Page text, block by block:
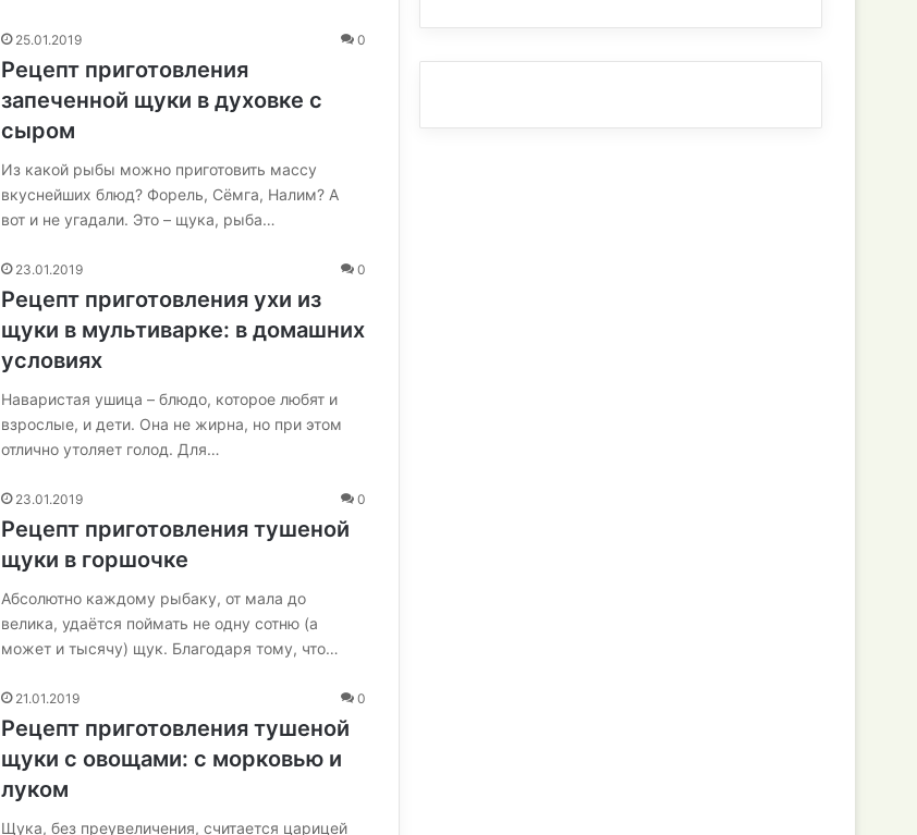
25.01.2019 0
Рецепт приготовления
запеченной щуки в духовке с
сыром
Из какой рыбы можно приготовить массу
вкуснейших блюд? Форель, Сёмга, Налим? А
вот и не угадали. Это – щука, рыба…
23.01.2019 0
Рецепт приготовления ухи из
щуки в мультиварке: в домашних
условиях
Наваристая ушица – блюдо, которое любят и
взрослые, и дети. Она не жирна, но при этом
отлично утоляет голод. Для…
23.01.2019 0
Рецепт приготовления тушеной
щуки в горшочке
Абсолютно каждому рыбаку, от мала до
велика, удаётся поймать не одну сотню (а
может и тысячу) щук. Благодаря тому, что…
21.01.2019 0
Рецепт приготовления тушеной
щуки с овощами: с морковью и
луком
Щука, без преувеличения, считается царицей